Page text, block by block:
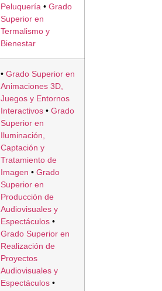
Peluquería • Grado
Superior en
Termalismo y
Bienestar
• Grado Superior en
Animaciones 3D,
Juegos y Entornos
Interactivos • Grado
Superior en
Iluminación,
Captación y
Tratamiento de
Imagen • Grado
Superior en
Producción de
Audiovisuales y
Espectáculos •
Grado Superior en
Realización de
Proyectos
Audiovisuales y
Espectáculos •